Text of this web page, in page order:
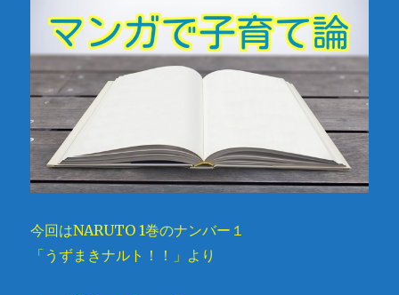
今回はNARUTO 1巻のナンバー１
「うずまきナルト！！」より